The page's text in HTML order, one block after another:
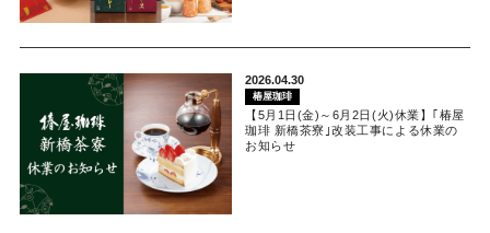
2026.04.30
椿屋珈琲
【5月1日(金)～6月2日(火)休業】｢椿屋
珈琲 新橋茶寮｣改装工事による休業の
お知らせ